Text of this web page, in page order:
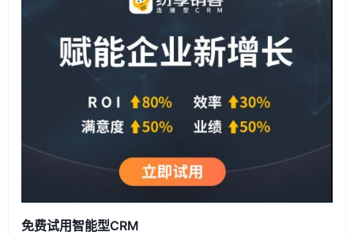
免费试用智能型CRM